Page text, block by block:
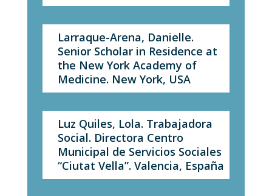
Larraque-Arena, Danielle.
Senior Scholar in Residence at
the New York Academy of
Medicine. New York, USA
Luz Quiles, Lola. Trabajadora
Social. Directora Centro
Municipal de Servicios Sociales
“Ciutat Vella”. Valencia, España